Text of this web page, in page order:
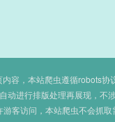
容，本站爬虫遵循robots
动进行排版处理再展现，不
客访问，本站爬虫不会抓